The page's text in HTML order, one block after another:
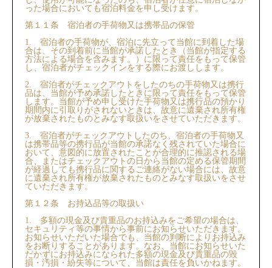
った場合においても宿泊料金を申し受けます。
第１１条 宿泊者の手荷物⼜は携帯品の保管
1. 宿泊者の手荷物が、宿泊に先⽴って当館に到着した場
合は、その到着前に当館が承諾したとき（当館が指定する
方法による場合を含みます。）に限って責任をもって保管
し、宿泊者がチェックインをする際にお渡しします。
2. 宿泊者がチェックアウトをしたのちの手荷物⼜は携⾏
品は、当館が予め承諾したときに限って責任をもって保管
します。当館が予め申し受けた手荷物⼜は携⾏品の預かり
期間内に引取りがされないときは、故意に遺棄され所有権
が放棄されたものとみなす取扱いをさせていただきます。
3. 宿泊者がチェックアウトしたのち、宿泊者の手荷物⼜
は携帯品等の携⾏品が当館の承諾なく残されていた場合に
おいて、意図的に放置されたことが合理的に推認される場
合、またはチェックアウトの日から当館の定める保管期間
が経過しても携⾏品に関するご連絡がない場合には、故意
に遺棄され所有権が放棄されたものとみなす取扱いをさせ
ていただきます。
第１２条 お持込品等の取扱い
1. 多額の現金及び貴重品のお持込みをご希望の場合は、
セキュリティ等の事情から事前にお知らせいただきます。
お知らせいただいた場合でも、当館の判断によりお持込み
をお断りすることがあります。なお、当館にお知らせいた
だかずにお持込みになられた多額の現金及び貴重品の毀
損・汚損・紛失等について、当館は責任を負いかねます。